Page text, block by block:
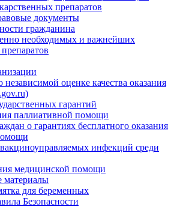
препаратов
документы
гражданина
необходимых и важнейших
оценке качества оказания
гарантий
паллиативной помощи
о гарантиях бесплатного оказания
инфекций среди
медицинской помощи
материалы
для беременных
Безопасности